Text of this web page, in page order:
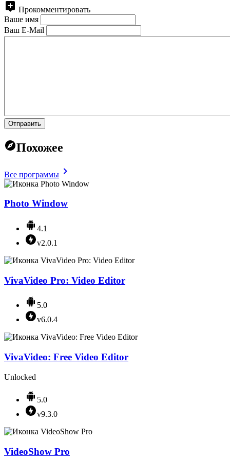
Прокомментировать
Ваше имя
Ваш E-Mail
Отправить
Похожее
Все программы
Photo Window
4.1
v2.0.1
VivaVideo Pro: Video Editor
5.0
v6.0.4
VivaVideo: Free Video Editor
Unlocked
5.0
v9.3.0
VideoShow Pro